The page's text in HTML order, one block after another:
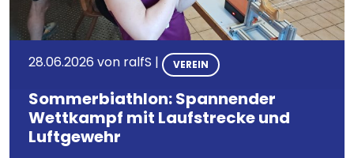
28.06.2026 von ralfS | VEREIN
Sommerbiathlon: Spannender
Wettkampf mit Laufstrecke und
Luftgewehr